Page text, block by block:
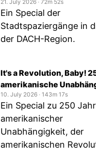
21. July 2026 ‧ 72m 52s
Ein Special der
Stadtspaziergänge in
der DACH-Region.
It's a Revolution, Baby!
amerikanische
10. July 2026 ‧ 143m 17s
Ein Special zu 250
amerikanischer
Unabhängigkeit, der
amerikanischen